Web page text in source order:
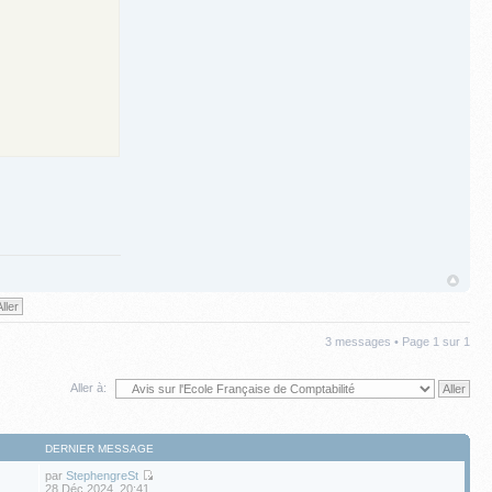
3 messages • Page 1 sur 1
Aller à:
DERNIER MESSAGE
parStephengreSt
28 Déc 2024, 20:41